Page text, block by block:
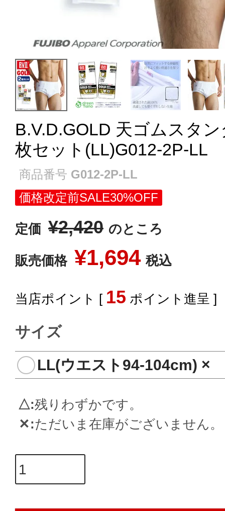
B.V.D.GOLD 天ゴムスタ
枚セット(LL)G012-2P-LL
商品番号 G012-2P-LL
価格改定前SALE30%OFF
定価 ¥2,420 のところ
販売価格 ¥1,694 税込
[ 15 ポイント進呈 ]
サイズ
LL(ウエスト94-104cm) ×
△ 残りわずかです。
✕ ただいま在庫がございません。